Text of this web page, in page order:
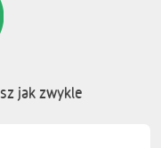
jak zwykle